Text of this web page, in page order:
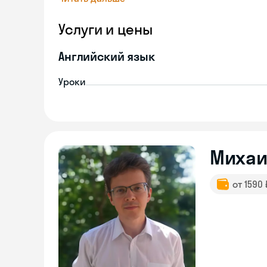
Услуги и цены
Английский язык
Уроки
от